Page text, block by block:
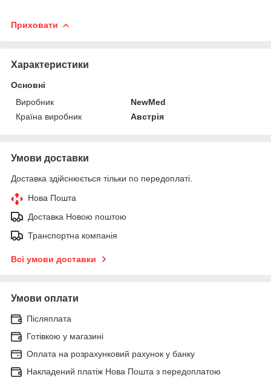
Приховати
Характеристики
Основні
Виробник
NewMed
Країна виробник
Австрія
Умови доставки
Доставка здійснюється тільки по передоплаті.
Нова Пошта
Доставка Новою поштою
Транспортна компанія
Всі умови доставки
Умови оплати
Післяплата
Готівкою у магазині
Оплата на розрахунковий рахунок у банку
Накладений платіж Нова Пошта з передоплатою